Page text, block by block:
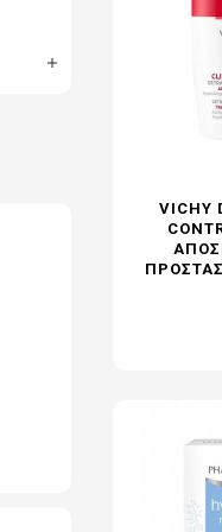
VICHY
ΠΕΡΙΠΟΙΗΣΗ
ΦΡΟΝΤΙΔΑ
ΟΛΑ ΤΑ

VICHY